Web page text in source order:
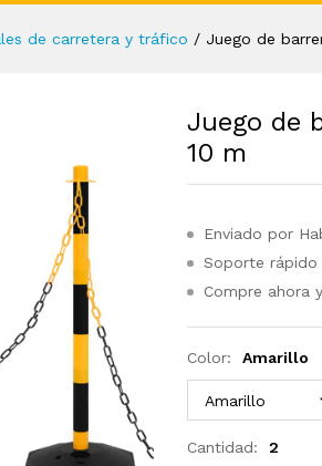
de carretera y tráfico / Juego de
Juego de
10 m
Enviado por
Soporte rápido
Compre ahora
Color: Amarillo
Cantidad: 2